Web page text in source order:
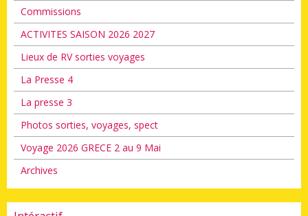
Commissions
ACTIVITES SAISON 2026 2027
Lieux de RV sorties voyages
La Presse 4
La presse 3
Photos sorties, voyages, spect
Voyage 2026 GRECE 2 au 9 Mai
Archives